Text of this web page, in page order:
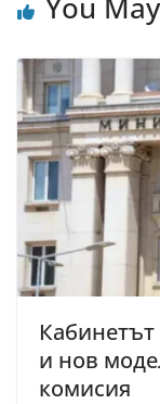
и нов
комисия